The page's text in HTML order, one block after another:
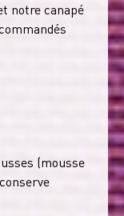
notre canapé
(mousse